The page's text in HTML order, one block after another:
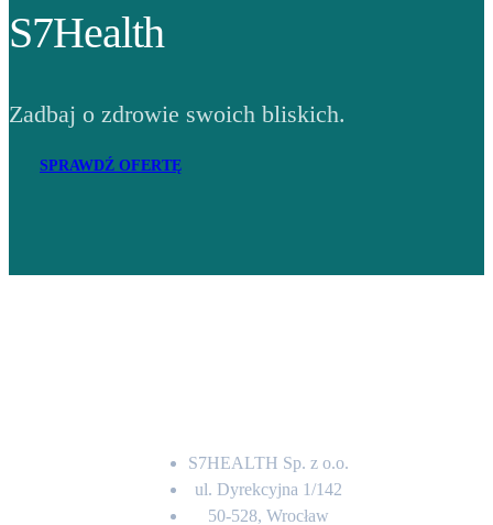
S7Health
Zadbaj o zdrowie swoich bliskich.
SPRAWDŹ OFERTĘ
S7HEALTH Sp. z o.o.
ul. Dyrekcyjna 1/142
50-528, Wrocław